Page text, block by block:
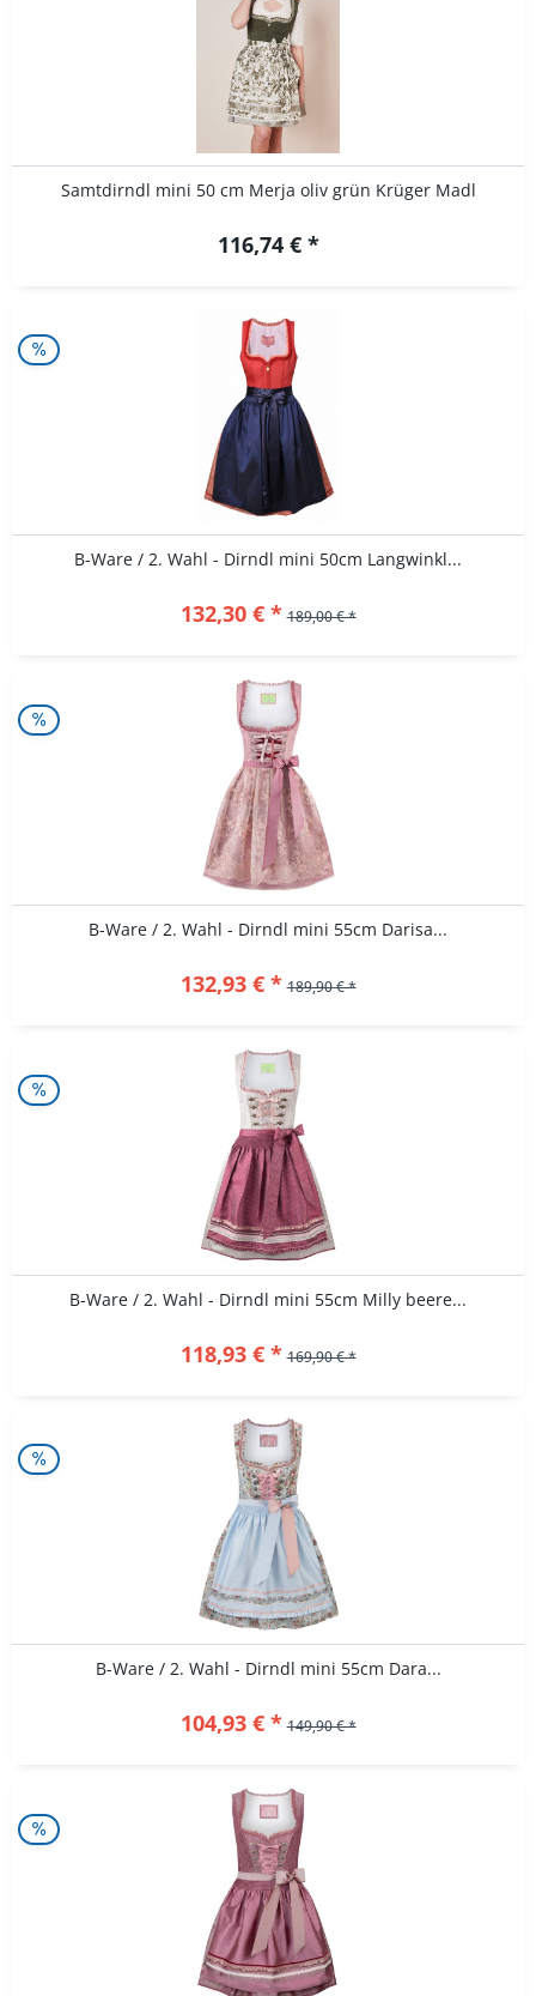
Samtdirndl mini 50 cm Merja oliv grün Krüger Madl
116,74 € *
B-Ware / 2. Wahl - Dirndl mini 50cm Langwinkl...
132,30 € * 189,00 € *
B-Ware / 2. Wahl - Dirndl mini 55cm Darisa...
132,93 € * 189,90 € *
B-Ware / 2. Wahl - Dirndl mini 55cm Milly beere...
118,93 € * 169,90 € *
B-Ware / 2. Wahl - Dirndl mini 55cm Dara...
104,93 € * 149,90 € *